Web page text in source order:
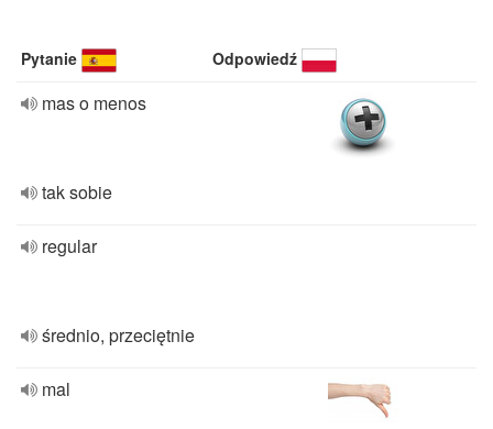
Pytanie Odpowiedź
mas o menos
tak sobie
regular
średnio, przeciętnie
mal